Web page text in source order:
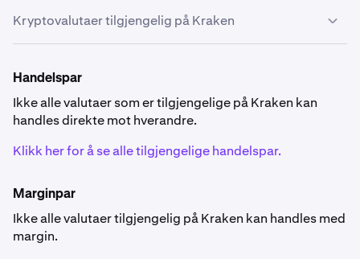
Kryptovalutaer tilgjengelig på Kraken
Noen valutaer oppført nedenfor er ikke tilgjengelige i
spesifikke land.
0x
Handelspar
Ikke alle valutaer som er tilgjengelige på Kraken kan
handles direkte mot hverandre.
Klikk her for å se alle tilgjengelige handelspar.
Marginpar
Ikke alle valutaer tilgjengelig på Kraken kan handles med
margin.